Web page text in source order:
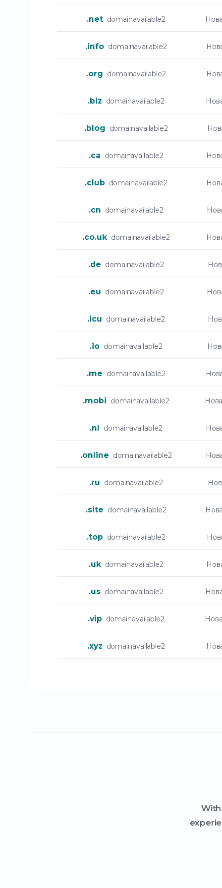
.net domainavailable2
.info domainavailable2
.org domainavailable2
.biz domainavailable2
.blog domainavailable2
.ca domainavailable2
.club domainavailable2
.cn domainavailable2
.co.uk domainavailable2
.de domainavailable2
.eu domainavailable2
.icu domainavailable2
.io domainavailable2
.me domainavailable2
.mobi domainavailable2
.nl domainavailable2
.online domainavailable2
.ru domainavailable2
.site domainavailable2
.top domainavailable2
.uk domainavailable2
.us domainavailable2
.vip domainavailable2
.xyz domainavailable2